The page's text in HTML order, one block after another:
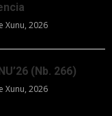
Xunu, 2026
(Nb. 266)
Xunu, 2026